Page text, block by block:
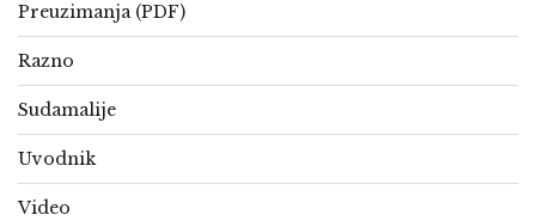
Preuzimanja (PDF)
Razno
Sudamalije
Uvodnik
Video